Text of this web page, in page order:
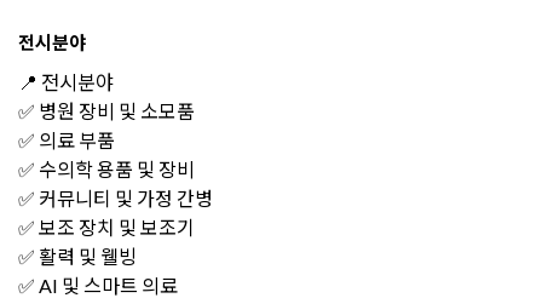
전시분야
📍 전시분야
✅ 병원 장비 및 소모품
✅ 의료 부품
✅ 수의학 용품 및 장비
✅ 커뮤니티 및 가정 간병
✅ 보조 장치 및 보조기
✅ 활력 및 웰빙
✅ AI 및 스마트 의료